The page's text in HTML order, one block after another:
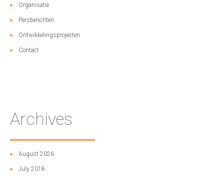
Organisatie
Persberichten
Ontwikkelingsprojecten
Contact
Archives
August 2026
July 2018